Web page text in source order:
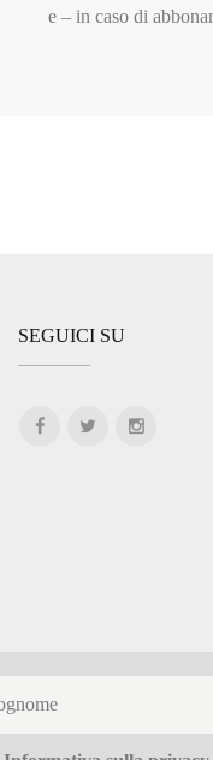
e – in caso di
SEGUICI SU